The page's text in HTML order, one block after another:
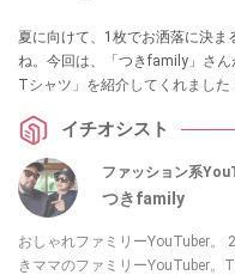
夏に向けて、1枚でお洒落に決
ね。今回は、「つきfamily」さ
Tシャツ」を紹介してくれました
イチオシスト
ファッション系
つきfamily
おしゃれファミリーYouTuber。 2歳のキュートなつき局長と、つきパパ＆つ
きママのファミリーYouTuber。